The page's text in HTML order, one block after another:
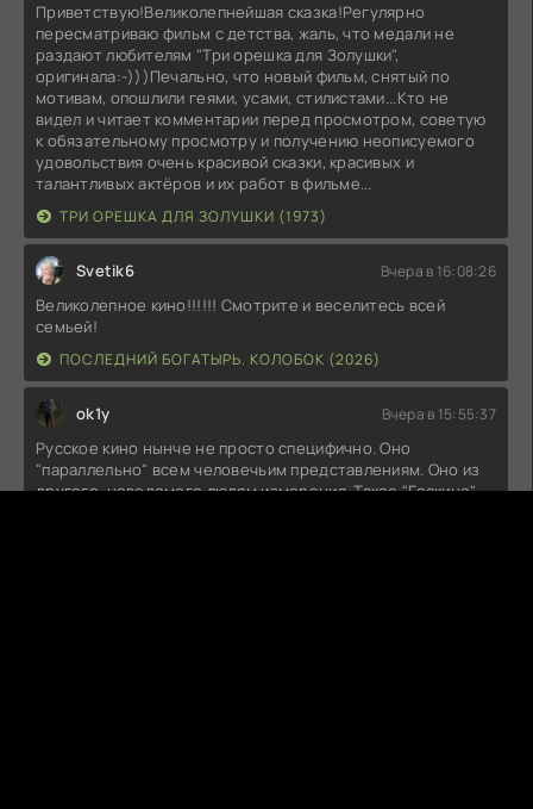
Приветствую!Великолепнейшая сказка!Регулярно
пересматриваю фильм с детства, жаль, что медали не
раздают любителям "Три орешка для Золушки",
оригинала:-)))Печально, что новый фильм, снятый по
мотивам, опошлили геями, усами, стилистами...Кто не
видел и читает комментарии перед просмотром, советую
к обязательному просмотру и получению неописуемого
удовольствия очень красивой сказки, красивых и
талантливых актёров и их работ в фильме...
ТРИ ОРЕШКА ДЛЯ ЗОЛУШКИ (1973)
Svetik6 Вчера в 16:08:26
Великолепное кино!!!!!! Смотрите и веселитесь всей
семьей!
ПОСЛЕДНИЙ БОГАТЫРЬ. КОЛОБОК (2026)
ok1y Вчера в 15:55:37
Русское кино нынче не просто специфично. Оно
"параллельно" всем человечьим представлениям. Оно из
другого, неведомого людям измерения. Такое "Госкино"